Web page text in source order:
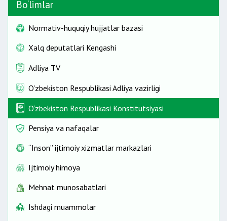
Bo‘limlar
Normativ-huquqiy hujjatlar bazasi
Xalq deputatlari Kengashi
Adliya TV
O'zbekiston Respublikasi Adliya vazirligi
O‘zbekiston Respublikasi Konstitutsiyasi
Pensiya va nafaqalar
“Inson” ijtimoiy xizmatlar markazlari
Ijtimoiy himoya
Mehnat munosabatlari
Ishdagi muammolar